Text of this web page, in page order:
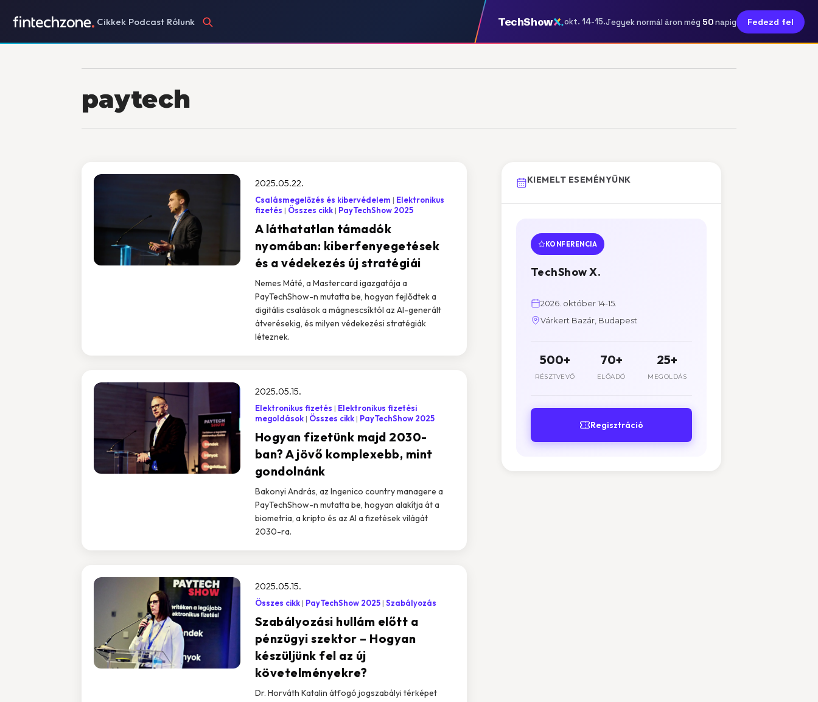
Cikkek Podcast Rólunk TechShow okt. 14-15.Jegyek normál áron még 50napig Fedezd fel
paytech
A láthatatlan támadók
nyomában: kiberfenyegetések
és a védekezés új stratégiái
2025.05.22.
Csalásmegelőzés és kibervédelem
Elektronikus
fizetés
Összes cikk PayTechShow 2025
Nemes Máté, a Mastercard igazgatója a
PayTechShow-n mutatta be, hogyan fejlődtek a
digitális csalások a mágnescsíktól az AI-generált
átverésekig, és milyen védekezési stratégiák
léteznek.
Hogyan fizetünk majd 2030-
ban? A jövő komplexebb, mint
gondolnánk
2025.05.15.
Elektronikus fizetés
Elektronikus fizetési
megoldások
Összes cikk PayTechShow 2025
Bakonyi András, az Ingenico country managere a
PayTechShow-n mutatta be, hogyan alakítja át a
biometria, a kripto és az AI a fizetések világát
2030-ra.
Szabályozási hullám előtt a
pénzügyi szektor – Hogyan
készüljünk fel az új
követelményekre?
2025.05.15.
Összes cikk PayTechShow 2025 Szabályozás
Dr. Horváth Katalin átfogó jogszabályi térképet
KIEMELT ESEMÉNYÜNK
KONFERENCIA
TechShow X.
2026. október 14-15.
Várkert Bazár, Budapest
500+
RÉSZTVEVŐ
70+
ELŐADÓ
25+
MEGOLDÁS
Regisztráció